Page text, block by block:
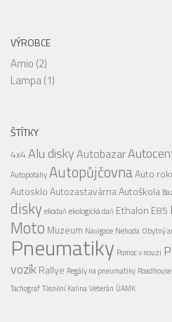
VÝROBCE
Amio (2)
Lampa(1)
ŠTÍTKY
4x4Alu diskyAutobazar
AutopotahyAutopůjčovnaAuto
AutoskloAutozastavárnaAutoškola
disky ekodaň ekologická daň Ethalon E85
Moto Muzeum Navigace Nehoda Obytný
Pneumatiky Pomoc v nouzi
vozíkRallye Regály na pneumatiky Roadhouse
TachografTěsnění KalinaVeterán ÚAMK